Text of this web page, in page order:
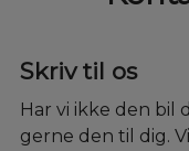
Skriv til os
Har vi ikke den bil
gerne den til dig.